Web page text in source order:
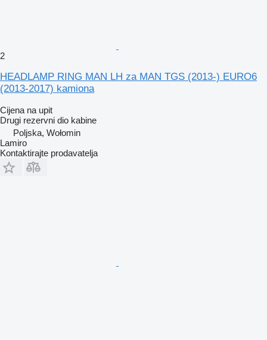
2
HEADLAMP RING MAN LH za MAN TGS (2013-) EURO6
(2013-2017) kamiona
Cijena na upit
Drugi rezervni dio kabine
Poljska, Wołomin
Lamiro
Kontaktirajte prodavatelja